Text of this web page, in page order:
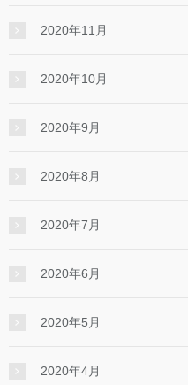
2020年11月
2020年10月
2020年9月
2020年8月
2020年7月
2020年6月
2020年5月
2020年4月